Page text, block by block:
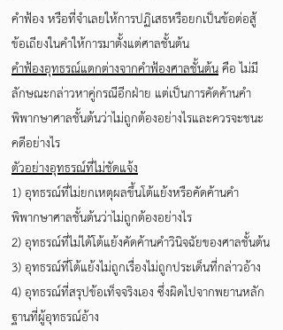
คำฟ้อง หรือที่จำเลยให้การปฏิเสธหรือยกเป็นข้อต่อสู้
ข้อเถียงในคำให้การมาตั้งแต่ศาลชั้นต้น
คำฟ้องอุทธรณ์แตกต่างจากคำฟ้องศาลชั้นต้นคือ ไม่มี
ลักษณะกล่าวหาคู่กรณีอีกฝ่าย แต่เป็นการคัดค้านคำ
พิพากษาศาลชั้นต้นว่าไม่ถูกต้องอย่างไรและควรจะชนะ
คดีอย่างไร
ตัวอย่างอุทธรณ์ที่ไม่ชัดแจ้ง
1) อุทธรณ์ที่ไม่ยกเหตุผลขึ้นโต้แย้งหรือคัดค้านคำ
พิพากษาศาลชั้นต้นว่าไม่ถูกต้องอย่างไร
2) อุทธรณ์ที่ไม่ได้โต้แย้งคัดค้านคำวินิจฉัยของศาลชั้นต้น
3) อุทธรณ์ที่โต้แย้งไม่ถูกเรื่องไม่ถูกประเด็นที่กล่าวอ้าง
4) อุทธรณ์ที่สรุปข้อเท็จจริงเอง ซึ่งผิดไปจากพยานหลัก
ฐานที่ผู้อุทธรณ์อ้าง